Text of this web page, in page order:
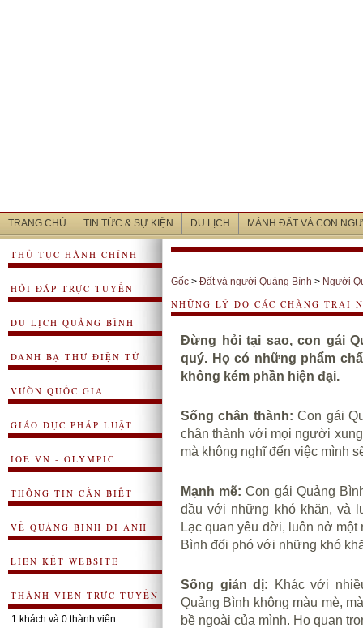
TRANG CHỦ TIN TỨC & SỰ KIỆN DU LỊCH MẢNH ĐẤT VÀ CON
THỦ TỤC HÀNH CHÍNH
HỎI ĐÁP TRỰC TUYẾN
DU LỊCH QUẢNG BÌNH
DANH BẠ THƯ ĐIỆN TỬ
VƯỜN QUỐC GIA
GIÁO DỤC PHÁP LUẬT
IOE.VN - OLYMPIC
THÔNG TIN CẦN BIẾT
VỀ QUẢNG BÌNH ĐI ANH
LIÊN KẾT WEBSITE
THÀNH VIÊN TRỰC TUYẾN
1 khách và 0 thành viên
Gốc > Đất và người Quảng Bình > Người
NHỮNG LÝ DO CÁC CHÀNG TRAI
Đừng hỏi tại sao, con gái
quý. Họ có những phẩm
không kém phần hiện đại.
Sống chân thành:Con gái
chân thành với mọi người
mà không nghĩ đến việc mình
Mạnh mẽ:Con gái Quảng
đầu với những khó khăn, và
Lạc quan yêu đời, luôn nở
Bình đối phó với những khó
Sống giản dị: Khác với
Quảng Bình không màu mè,
bề ngoài của mình. Họ quan